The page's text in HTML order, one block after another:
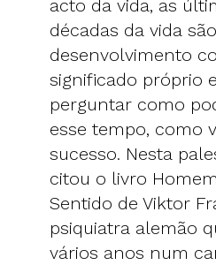
acto da vida, as
décadas da vida
desenvolvimento
significado próprio
perguntar como
esse tempo, como
sucesso. Nesta
citou o livro
Sentido de Viktor
psiquiatra alemão
vários anos num